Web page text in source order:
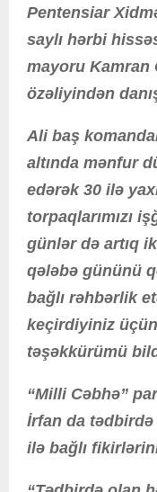
Pentensiar
saylı hərbi
mayoru Kamran
özəliyindən
Ali baş
altında mənfur
edərək 30 ilə
torpaqlarımızı
günlər də artıq
qələbə gününü
bağlı rəhbərlik
keçirdiyiniz
təşəkkürümü
“Milli Cəbhə”
İrfan da tədbirdə
ilə bağlı